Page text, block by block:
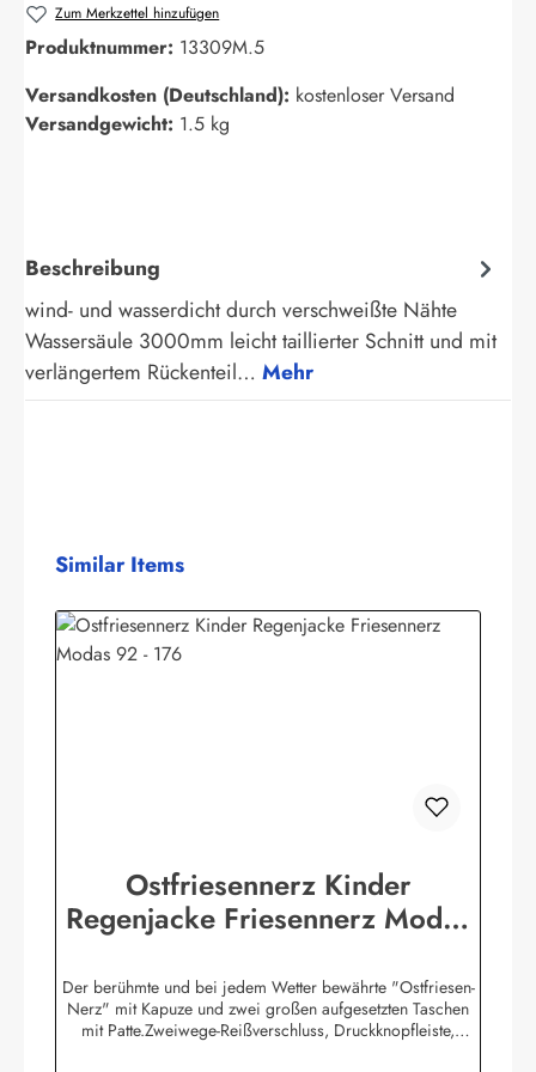
Zum Merkzettel hinzufügen
Produktnummer: 13309M.5
Versandkosten (Deutschland): kostenloser Versand
Versandgewicht: 1.5 kg
Beschreibung
wind- und wasserdicht durch verschweißte Nähte
Wassersäule 3000mm leicht taillierter Schnitt und mit
verlängertem Rückenteil… Mehr
Produktgalerie überspringen
Similar Items
Ostfriesennerz Kinder
Regenjacke Friesennerz Modas
Der berühmte und bei jedem Wetter bewährte "Ostfriesen-
Nerz" mit Kapuze und zwei großen aufgesetzten Taschen
mit Patte.Zweiwege-Reißverschluss, Druckknopfleiste,